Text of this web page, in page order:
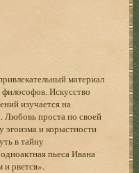
материал
Искусство
изучается на
Любовь проста по своей
эгоизма и корыстности
в тайну
пьеса Ивана
и рвется».